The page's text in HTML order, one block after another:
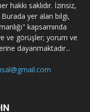
hakkı saklıdır. İzinsiz,
yer alan bilgi,
kapsamında
ve görüşler; yorum ve
dayanmaktadır...